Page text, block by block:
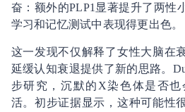
奋：额外的PLP1显著提升了两性
学习和记忆测试中表现得更出色。
这一发现不仅解释了女性大脑在
延缓认知衰退提供了新的思路。
步研究，沉默的X染色体是否
活。初步证据显示，这种可能性